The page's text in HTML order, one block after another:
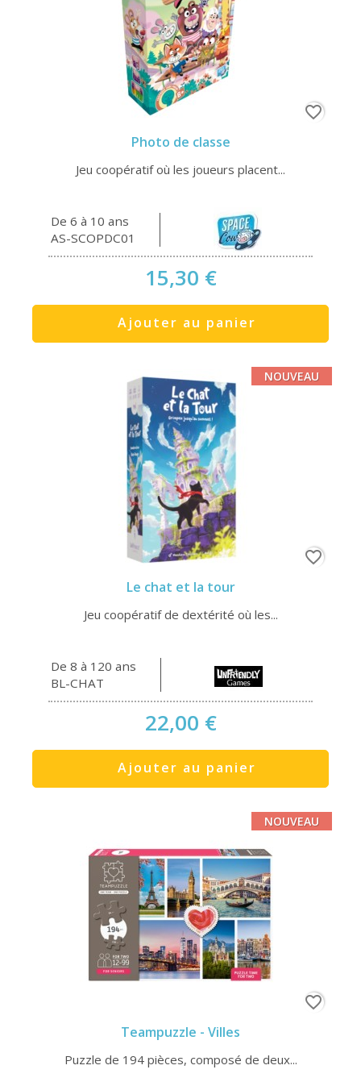
Photo de classe
Jeu coopératif où les joueurs placent...
De 6 à 10 ans
AS-SCOPDC01
15,30 €
Ajouter au panier
favorite_border
Le chat et la tour
Jeu coopératif de dextérité où les...
De 8 à 120 ans
BL-CHAT
22,00 €
Ajouter au panier
NOUVEAU
favorite_border
Teampuzzle - Villes
Puzzle de 194 pièces, composé de deux...
NOUVEAU
favorite_border